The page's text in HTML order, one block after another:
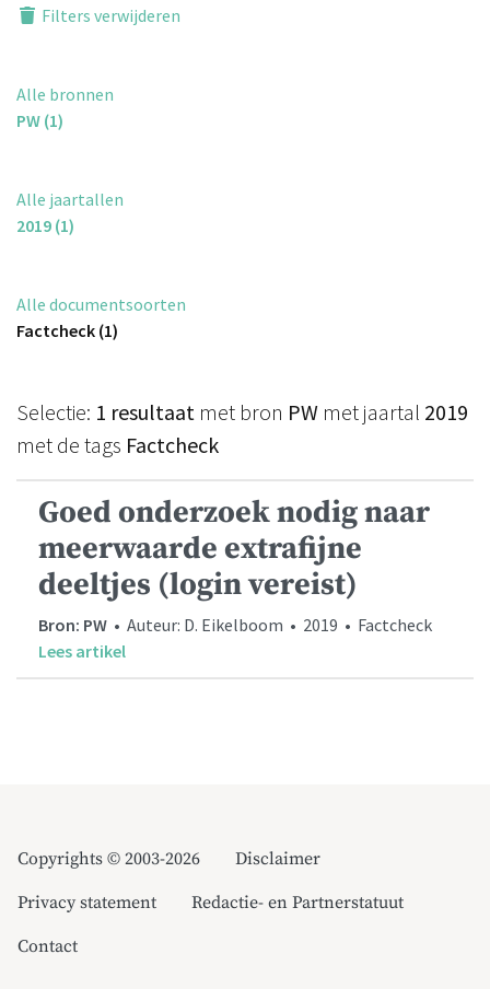
Filters verwijderen
Alle bronnen
PW (1)
Alle jaartallen
2019 (1)
Alle documentsoorten
Factcheck (1)
Selectie: 1 resultaat met bron PW met jaartal 2019
met de tags Factcheck
Goed onderzoek nodig naar
meerwaarde extrafijne
deeltjes (login vereist)
Bron: PW • Auteur: D. Eikelboom • 2019 • Factcheck
Lees artikel
Copyrights © 2003-2026
Disclaimer
Privacy statement
Redactie- en Partnerstatuut
Contact